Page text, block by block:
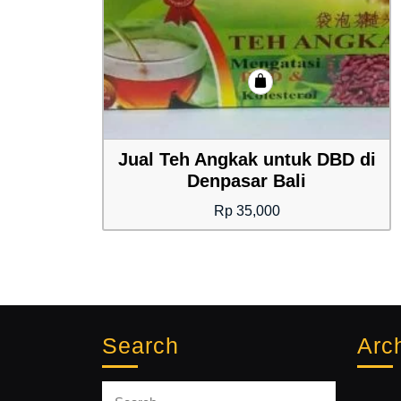
Jual Teh Angkak untuk DBD di
Denpasar Bali
Rp35,000
Search